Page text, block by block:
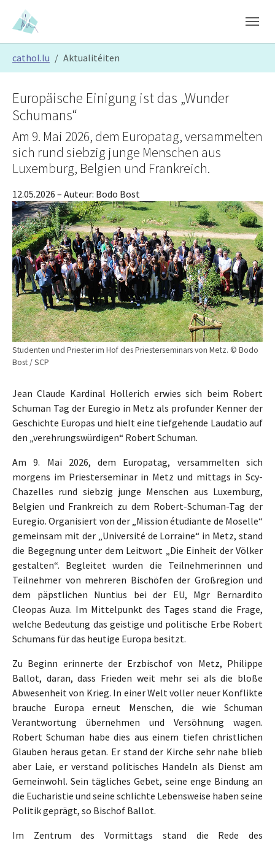
Skip to main content
Skip to page footer
cathol.lu Aktualitéiten
Studenten und Priester im Hof des Priesterseminars von Metz. © Bodo
Bost / SCP
Europäische Einigung ist das „Wunder
Schumans“
Am 9. Mai 2026, dem Europatag, versammelten
sich rund siebzig junge Menschen aus
Luxemburg, Belgien und Frankreich.
12.05.2026 – Auteur: Bodo Bost
Jean Claude Kardinal Hollerich erwies sich beim Robert
Schuman Tag der Euregio in Metz als profunder Kenner der
Geschichte Europas und hielt eine tiefgehende Laudatio auf
den „verehrungswürdigen“ Robert Schuman.
Am 9. Mai 2026, dem Europatag, versammelten sich
morgens im Priesterseminar in Metz und mittags in Scy-
Chazelles rund siebzig junge Menschen aus Luxemburg,
Belgien und Frankreich zu dem Robert-Schuman-Tag der
Euregio. Organisiert von der „Mission étudiante de Moselle“
gemeinsam mit der „Université de Lorraine“ in Metz, stand
die Begegnung unter dem Leitwort „Die Einheit der Völker
gestalten“. Begleitet wurden die Teilnehmerinnen und
Teilnehmer von mehreren Bischöfen der Großregion und
dem päpstlichen Nuntius bei der EU, Mgr Bernardito
Cleopas Auza. Im Mittelpunkt des Tages stand die Frage,
welche Bedeutung das geistige und politische Erbe Robert
Schumans für das heutige Europa besitzt.
Zu Beginn erinnerte der Erzbischof von Metz, Philippe
Ballot, daran, dass Frieden weit mehr sei als die bloße
Abwesenheit von Krieg. In einer Welt voller neuer Konflikte
brauche Europa erneut Menschen, die wie Schuman
Verantwortung übernehmen und Versöhnung wagen.
Robert Schuman habe dies aus einem tiefen christlichen
Glauben heraus getan. Er stand der Kirche sehr nahe blieb
aber Laie, er verstand politisches Handeln als Dienst am
Gemeinwohl. Sein tägliches Gebet, seine enge Bindung an
die Eucharistie und seine schlichte Lebensweise haben seine
Politik geprägt, so Bischof Ballot.
Im Zentrum des Vormittags stand die Rede des